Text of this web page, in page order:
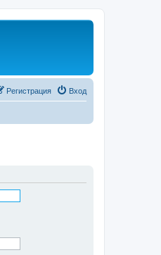
Вход
Регистрация